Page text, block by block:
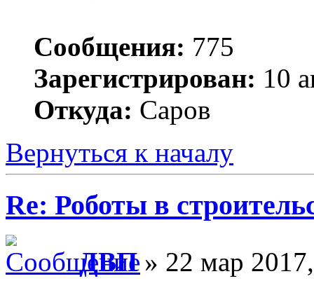
Сообщения: 775
Зарегистрирован: 10
Откуда: Саров
Вернуться к началу
Re: Роботы в
ДВП» 22 мар